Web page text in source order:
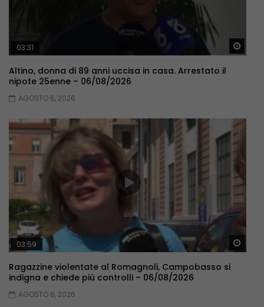
03:31
Altino, donna di 89 anni uccisa in casa. Arrestato il
nipote 25enne – 06/08/2026
AGOSTO 6, 2026
03:59
Ragazzine violentate al Romagnoli, Campobasso si
indigna e chiede più controlli – 06/08/2026
AGOSTO 6, 2026